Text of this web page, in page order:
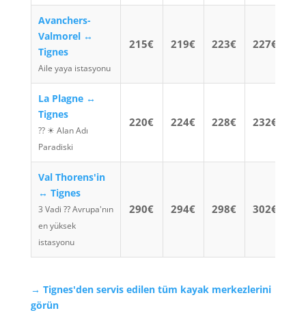
Avanchers-
Valmorel ↔
Tignes
Aile yaya istasyonu
215€ 219€ 223€ 227€
La Plagne ↔
Tignes
?? ☀ Alan Adı
Paradiski
220€ 224€ 228€ 232€
Val Thorens'in
↔ Tignes
3 Vadi ⁇ Avrupa'nın
en yüksek
istasyonu
290€ 294€ 298€ 302€
→ Tignes'den servis edilen tüm kayak merkezlerini
görün